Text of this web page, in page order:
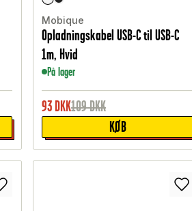
Mobique
Opladningskabel USB-C til USB-C
1m, Hvid
På lager
93 DKK109DKK
KØB